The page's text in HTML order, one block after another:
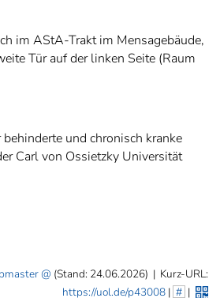
im AStA-Trakt im Mensagebäude,
Tür auf der linken Seite (Raum
und chronisch kranke
Carl von Ossietzky Universität
(Stand: 24.06.2026) | Kurz-URL:
https://uol.de/p43008| # |